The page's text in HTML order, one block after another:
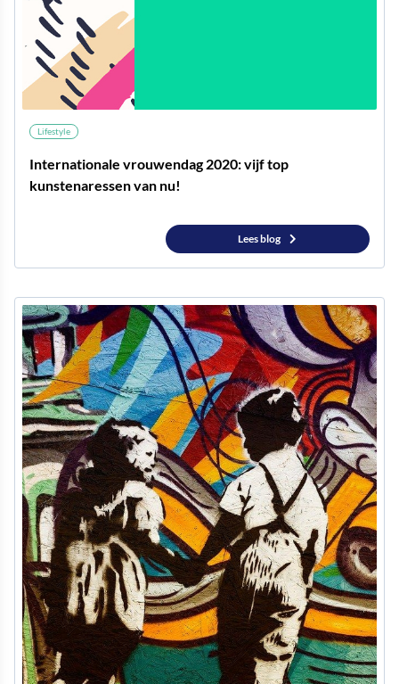
Lifestyle
Internationale vrouwendag 2020: vijf top
kunstenaressen van nu!
Lees blog